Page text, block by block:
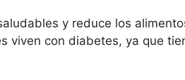
y reduce los
viven con diabetes, ya que